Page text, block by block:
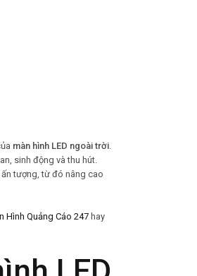
màn hình LED ngoài trời.
sinh động và thu hút.
tượng, từ đó nâng cao
Hình Quảng Cáo 247 hay